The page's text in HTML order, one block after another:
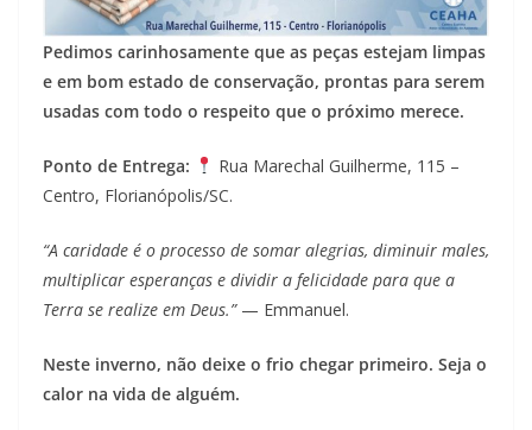
Pedimos carinhosamente que as peças estejam limpas
e em bom estado de conservação, prontas para serem
usadas com todo o respeito que o próximo merece.
Ponto de Entrega:
Rua Marechal Guilherme, 115 –
Centro, Florianópolis/SC.
“A caridade é o processo de somar alegrias, diminuir males,
multiplicar esperanças e dividir a felicidade para que a
Terra se realize em Deus.”— Emmanuel.
Neste inverno, não deixe o frio chegar primeiro. Seja o
calor na vida de alguém.